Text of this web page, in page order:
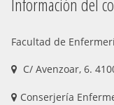
Facultad de
C/ Avenzoar, 6.
Conserjería